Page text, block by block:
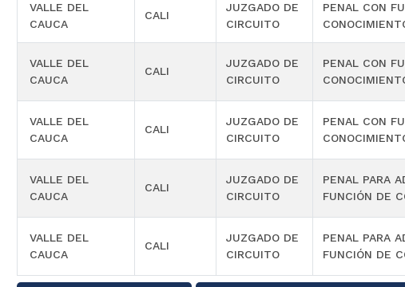
VALLE DEL
CAUCA
CALI
JUZGADO DE
CIRCUITO
PENAL CON
VALLE DEL
CAUCA
CALI
JUZGADO DE
CIRCUITO
PENAL CON
VALLE DEL
CAUCA
CALI
JUZGADO DE
CIRCUITO
PENAL CON
VALLE DEL
CAUCA
CALI
JUZGADO DE
CIRCUITO
PENAL PARA
FUNCIÓN DE
VALLE DEL
CAUCA
CALI
JUZGADO DE
CIRCUITO
PENAL PARA
FUNCIÓN DE